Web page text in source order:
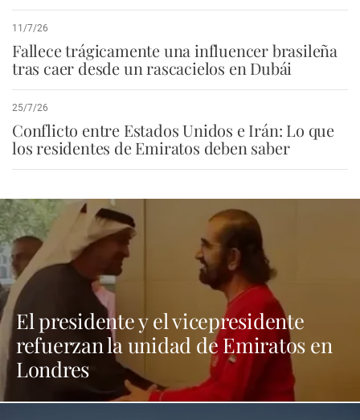
11/7/26
Fallece trágicamente una influencer brasileña
tras caer desde un rascacielos en Dubái
25/7/26
Conflicto entre Estados Unidos e Irán: Lo que
los residentes de Emiratos deben saber
El presidente y el vicepresidente
refuerzan la unidad de Emiratos en
Londres